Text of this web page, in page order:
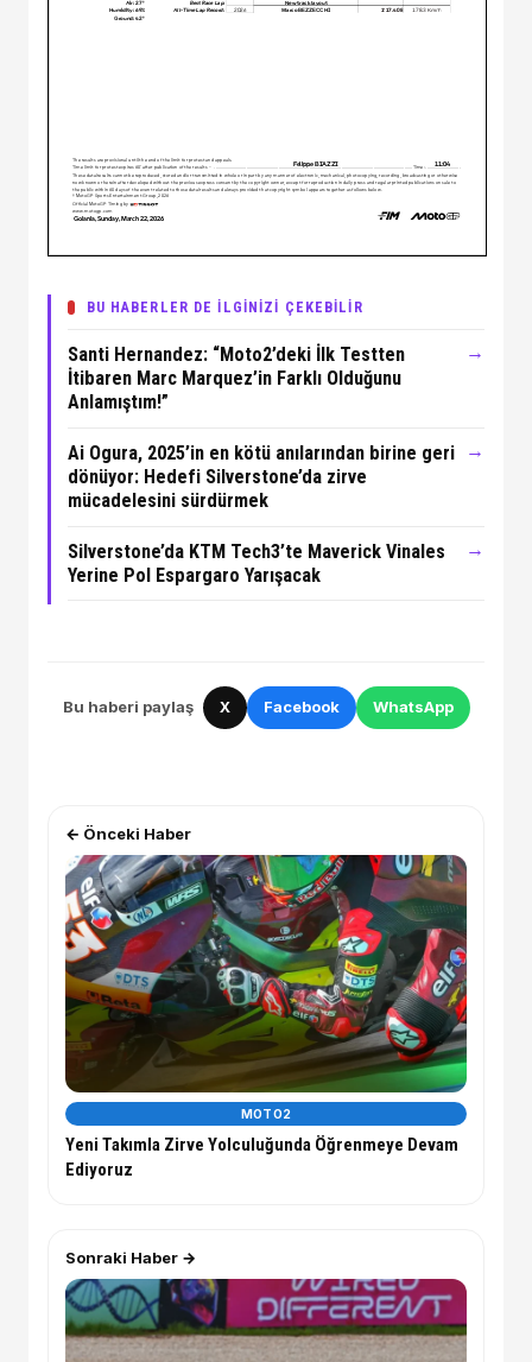
BU HABERLER DE İLGİNİZİ ÇEKEBİLİR
Santi Hernandez: “Moto2’deki İlk Testten
İtibaren Marc Marquez’in Farklı Olduğunu
Anlamıştım!”
→
Ai Ogura, 2025’in en kötü anılarından birine geri
dönüyor: Hedefi Silverstone’da zirve
mücadelesini sürdürmek
→
Silverstone’da KTM Tech3’te Maverick Vinales
Yerine Pol Espargaro Yarışacak
→
Bu haberi paylaş X Facebook WhatsApp
← Önceki Haber
MOTO2
Yeni Takımla Zirve Yolculuğunda Öğrenmeye Devam
Ediyoruz
Sonraki Haber →